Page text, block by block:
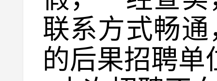
联系方式畅
的后果招聘单